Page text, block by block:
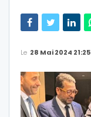
Le 28 Mai 2024 21:25